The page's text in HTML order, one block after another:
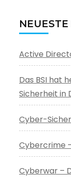
Active
Das BSI hat
Sicherheit in
Cyber-
Cybercrime
Cyberwar –